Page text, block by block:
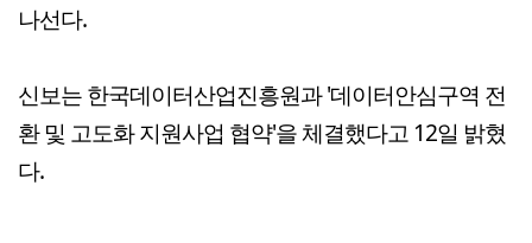
나선다.
신보는 한국데이터산업진흥원과 '데이터안심구역 전
환 및 고도화 지원사업 협약'을 체결했다고 12일 밝혔
다.